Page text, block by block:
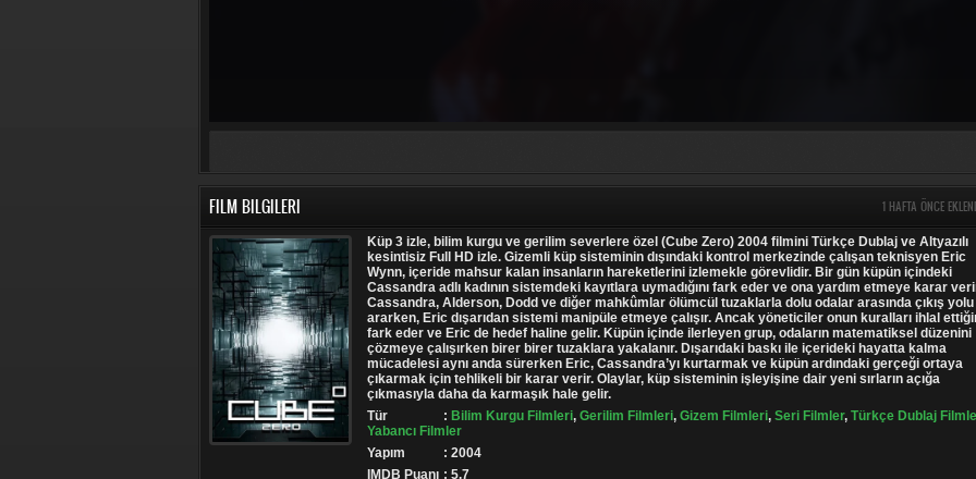
FILM BILGILERI 1 HAFTA ÖNCE
Küp 3 izle, bilim kurgu ve gerilim severlere özel (Cube Zero) 2004 filmini Türkçe Dublaj ve Altyazılı
kesintisiz Full HD izle. Gizemli küp sisteminin dışındaki kontrol merkezinde çalışan teknisyen Eric
Wynn, içeride mahsur kalan insanların hareketlerini izlemekle görevlidir. Bir gün küpün içindeki
Cassandra adlı kadının sistemdeki kayıtlara uymadığını fark eder ve ona yardım etmeye karar
Cassandra, Alderson, Dodd ve diğer mahkûmlar ölümcül tuzaklarla dolu odalar arasında çıkış yolu
ararken, Eric dışarıdan sistemi manipüle etmeye çalışır. Ancak yöneticiler onun kuralları ihlal
fark eder ve Eric de hedef haline gelir. Küpün içinde ilerleyen grup, odaların matematiksel düzenini
çözmeye çalışırken birer birer tuzaklara yakalanır. Dışarıdaki baskı ile içerideki hayatta kalma
mücadelesi aynı anda sürerken Eric, Cassandra’yı kurtarmak ve küpün ardındaki gerçeği ortaya
çıkarmak için tehlikeli bir karar verir. Olaylar, küp sisteminin işleyişine dair yeni sırların açığa
çıkmasıyla daha da karmaşık hale gelir.
Tür
: Bilim Kurgu Filmleri, Gerilim Filmleri, Gizem Filmleri, Seri Filmler, Türkçe Dublaj
Yabancı Filmler
Yapım
: 2004
IMDB Puanı : 5.7